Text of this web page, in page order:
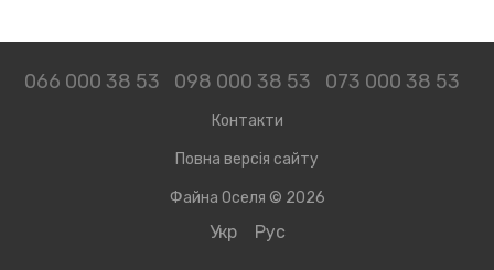
066 000 38 53 098 000 38 53 073 000 38 53
Контакти
Повна версія сайту
Файна Оселя © 2026
Укр Рус